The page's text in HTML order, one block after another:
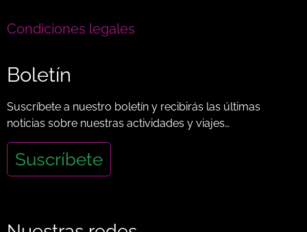
Condiciones legales
Boletín
Suscríbete a nuestro boletín y recibirás las últimas
noticias sobre nuestras actividades y viajes…
Suscríbete